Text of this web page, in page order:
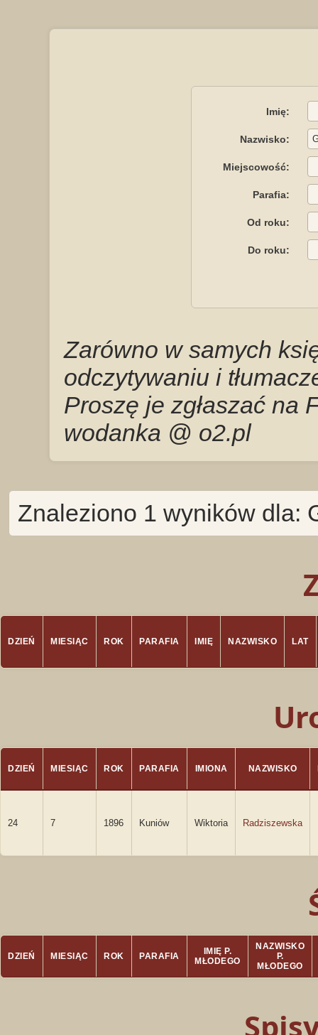
Imię:
Nazwisko:
Miejscowość:
Parafia:
Od roku:
Do roku:
Zarówno w samych
odczytywaniu i
Proszę je zgłaszać na
wodanka @ o2.pl
Znaleziono 1 wyników dla:
DZIEŃ MIESIĄC ROK PARAFIA IMIĘ NAZWISKO LAT
DZIEŃ MIESIĄC ROK PARAFIA IMIONA NAZWISKO
24 7 1896 Kuniów Wiktoria Radziszewska
DZIEŃ MIESIĄC ROK PARAFIA
IMIĘ P.
MŁODEGO
NAZWISKO
P.
MŁODEGO